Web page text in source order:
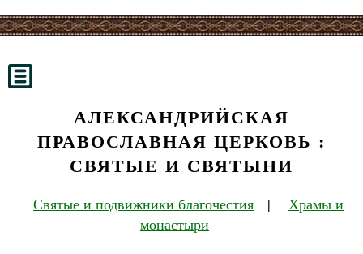
АЛЕКСАНДРИЙСКАЯ
ПРАВОСЛАВНАЯ ЦЕРКОВЬ :
СВЯТЫЕ И СВЯТЫНИ
Святые и подвижники благочестия | Храмы и
монастыри